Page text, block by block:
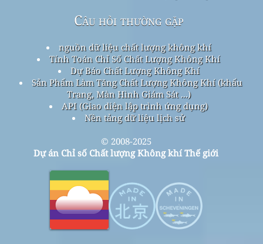
Câu hỏi thường gặp
nguồn dữ liệu chất lượng không khí
Tính Toán Chỉ Số Chất Lượng Không Khí
Dự Báo Chất Lượng Không Khí
Sản Phẩm Làm Tăng Chất Lượng Không Khí (khẩu
Trang, Màn Hình Giám Sát ...)
API (Giao diện lập trình ứng dụng)
Nền tảng dữ liệu lịch sử
© 2008-2025
Dự án Chỉ số Chất lượng Không khí Thế giới